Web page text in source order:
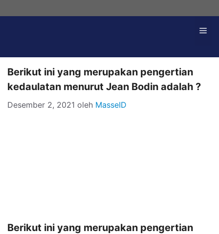
Berikut ini yang merupakan pengertian
kedaulatan menurut Jean Bodin adalah ?
Desember 2, 2021 oleh MasseID
Berikut ini yang merupakan pengertian